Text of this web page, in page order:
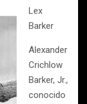
Lex
Barker
Alexander
Crichlow
Barker, Jr.,
conocido